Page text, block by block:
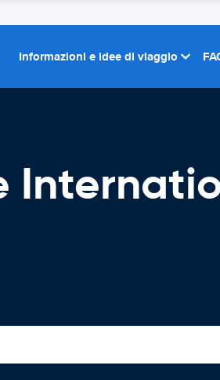
Informazioni e idee di viaggio